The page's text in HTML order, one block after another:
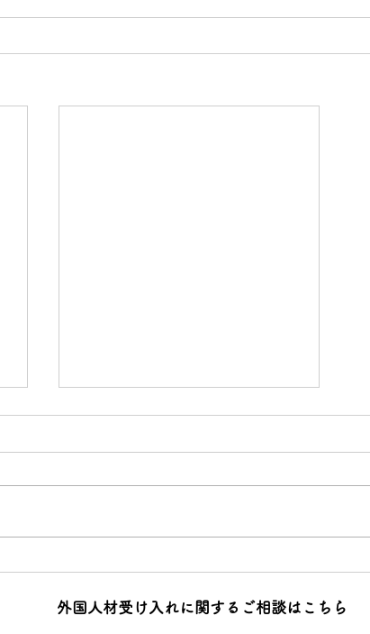
【宇都宮市】技能実習生 最後
の採用面接を実施しました
​外国人材受け入れに関するご相談はこちら